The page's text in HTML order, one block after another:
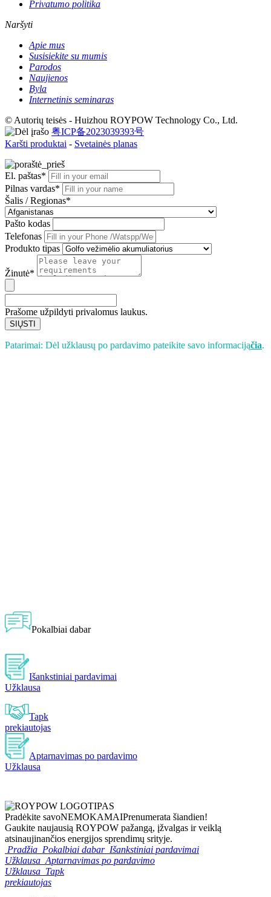
Privatumo politika
Naršyti
Apie mus
Susisiekite su mumis
Parodos
Naujienos
Byla
Internetinis seminaras
© Autorių teisės - Huizhou ROYPOW Technology Co., Ltd.
粤ICP备2023039393号
Karšti produktai - Svetainės planas
El. paštas*
Pilnas vardas*
Šalis / Regionas*
Pašto kodas
Telefonas
Produkto tipas
Žinutė*
Prašome užpildyti privalomus laukus.
SIŲSTI
Patarimai: Dėl užklausų po pardavimo pateikite savo informacijąčia.
Pokalbiai dabar
Išankstiniai pardavimai
Užklausa
Tapk
prekiautojas
Aptarnavimas po pardavimo
Užklausa
Pradėkite savoNEMOKAMAIPrenumerata šiandien!
Gaukite naujausią ROYPOW pažangą, įžvalgas ir veiklą
atsinaujinančios energijos sprendimų srityje.
Pradžia Pokalbiai dabar Išankstiniai pardavimai
Užklausa Aptarnavimas po pardavimo
Užklausa Tapk
prekiautojas